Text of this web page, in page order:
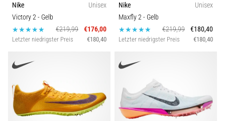
Nike
Unisex
Victory 2- Gelb
€219,99
€176,00
Letzter niedrigster Preis €180,40
Nike
Unisex
Maxfly 2- Gelb
€219,99
€180,40
Letzter niedrigster Preis €180,40